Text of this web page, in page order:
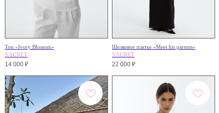
Ton «Ivory Blossom»
SACRET
14 000 ₽
Шелковое платье «Meet his parents»
SACRET
22 000 ₽